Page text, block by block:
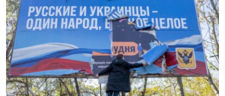
СПЕЦПРОЕКТИ
ДЕПОРТАЦІЯ
ВІДЕОУРОКИ «ELIFBE»
СВІДЧЕННЯ ОКУПАЦІЇ
УКРАЇНСЬКА ПРОБЛЕМА КРИМУ
ЯК ОБІЙТИ БЛОКУВАННЯ
Русский
Qırımtatar